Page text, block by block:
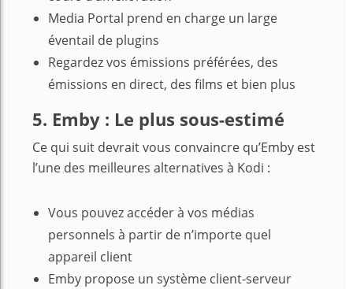
Media Portal prend en charge un large
éventail de plugins
Regardez vos émissions préférées, des
émissions en direct, des films et bien plus
5. Emby : Le plus sous-estimé
Ce qui suit devrait vous convaincre qu’Emby est
l’une des meilleures alternatives à Kodi :
Vous pouvez accéder à vos médias
personnels à partir de n’importe quel
appareil client
Emby propose un système client-serveur